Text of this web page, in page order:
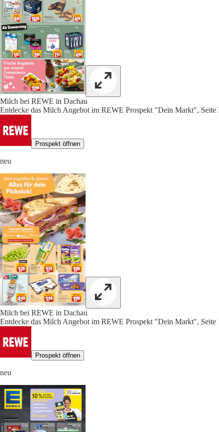
Milch bei REWE in Dachau
Entdecke das Milch Angebot im REWE Prospekt "Dein Markt", Seite
Prospekt öffnen
neu
Milch bei REWE in Dachau
Entdecke das Milch Angebot im REWE Prospekt "Dein Markt", Seite
Prospekt öffnen
neu